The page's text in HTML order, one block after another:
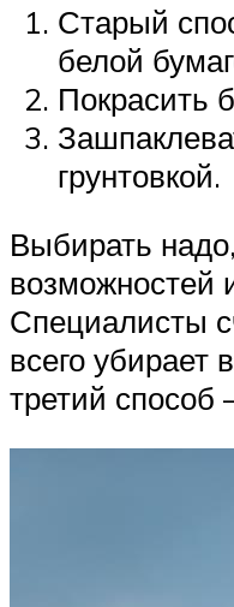
Старый
белой
Покрасить
грунтовкой.
Выбирать
возможностей
Специалисты
всего убирает
третий способ